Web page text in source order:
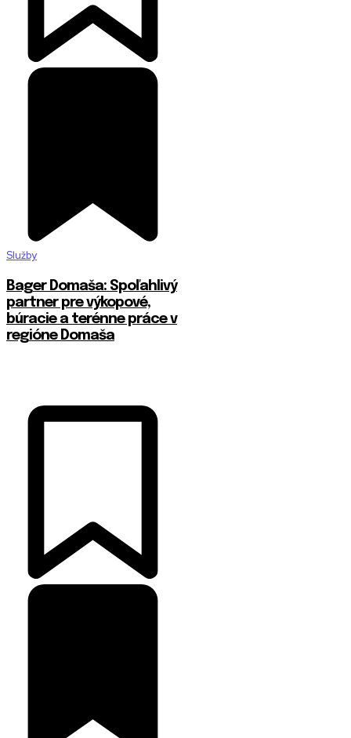
Služby
Bager Domaša: Spoľahlivý
partner pre výkopové,
búracie a terénne práce v
regióne Domaša